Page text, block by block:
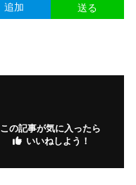
追加 送る
この記事が気に入ったら
いいねしよう！